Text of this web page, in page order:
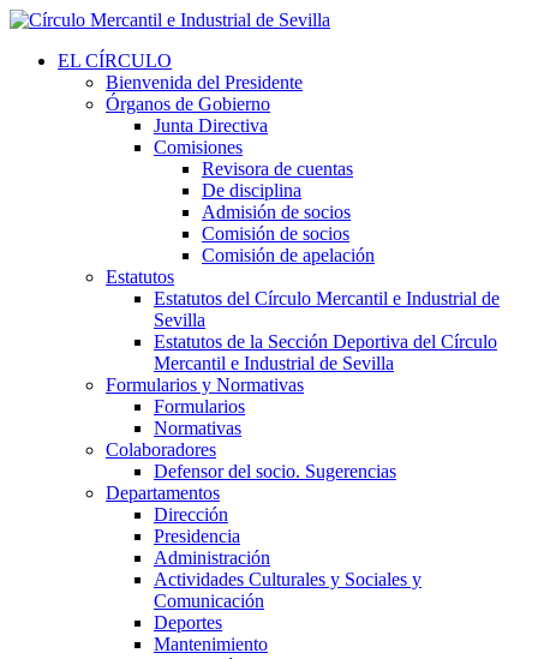
EL CÍRCULO
Bienvenida del Presidente
Órganos de Gobierno
Junta Directiva
Comisiones
Revisora de cuentas
De disciplina
Admisión de socios
Comisión de socios
Comisión de apelación
Estatutos
Estatutos del Círculo Mercantil e Industrial de
Sevilla
Estatutos de la Sección Deportiva del Círculo
Mercantil e Industrial de Sevilla
Formularios y Normativas
Formularios
Normativas
Colaboradores
Defensor del socio. Sugerencias
Departamentos
Dirección
Presidencia
Administración
Actividades Culturales y Sociales y
Comunicación
Deportes
Mantenimiento